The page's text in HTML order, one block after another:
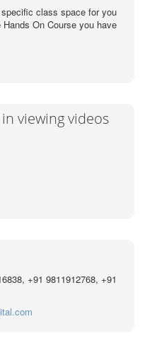
class space for you
On Course you have
viewing videos
+91 9811912768, +91